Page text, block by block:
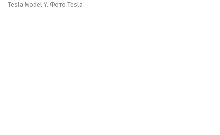
Tesla Model Y. Фото Tesla